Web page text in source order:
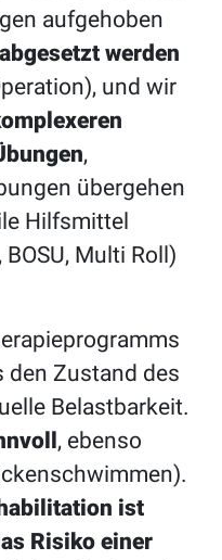
aufgehoben
werden
und wir
,
übergehen
Hilfsmittel
Multi Roll)
Zustand des
Belastbarkeit.
, ebenso
ist
Risiko einer